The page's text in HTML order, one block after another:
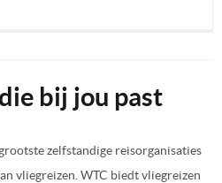
bij jou past
zelfstandige reisorganisaties
vliegreizen. WTC biedt vliegreizen